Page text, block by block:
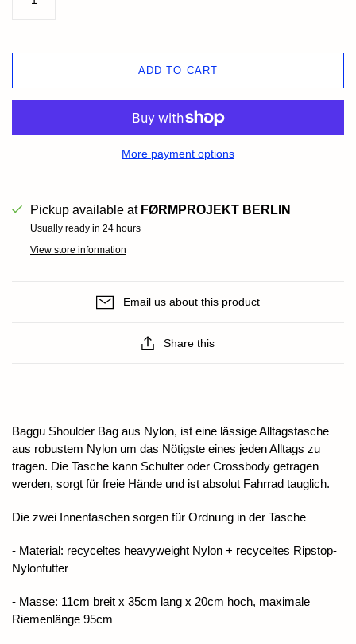
ADD TO CART
More payment options
Pickup available at FØRMPROJEKT BERLIN
Usually ready in 24 hours
View store information
Email us about this product
Share this
Baggu Shoulder Bag aus Nylon, ist eine lässige Alltagstasche
aus robustem Nylon um das Nötigste eines jeden Alltags zu
tragen. Die Tasche kann Schulter oder Crossbody getragen
werden, sorgt für freie Hände und ist absolut Fahrrad tauglich.
Die zwei Innentaschen sorgen für Ordnung in der Tasche
- Material: recyceltes heavyweight Nylon + recyceltes Ripstop-
Nylonfutter
- Masse: 11cm breit x 35cm lang x 20cm hoch, maximale
Riemenlänge 95cm